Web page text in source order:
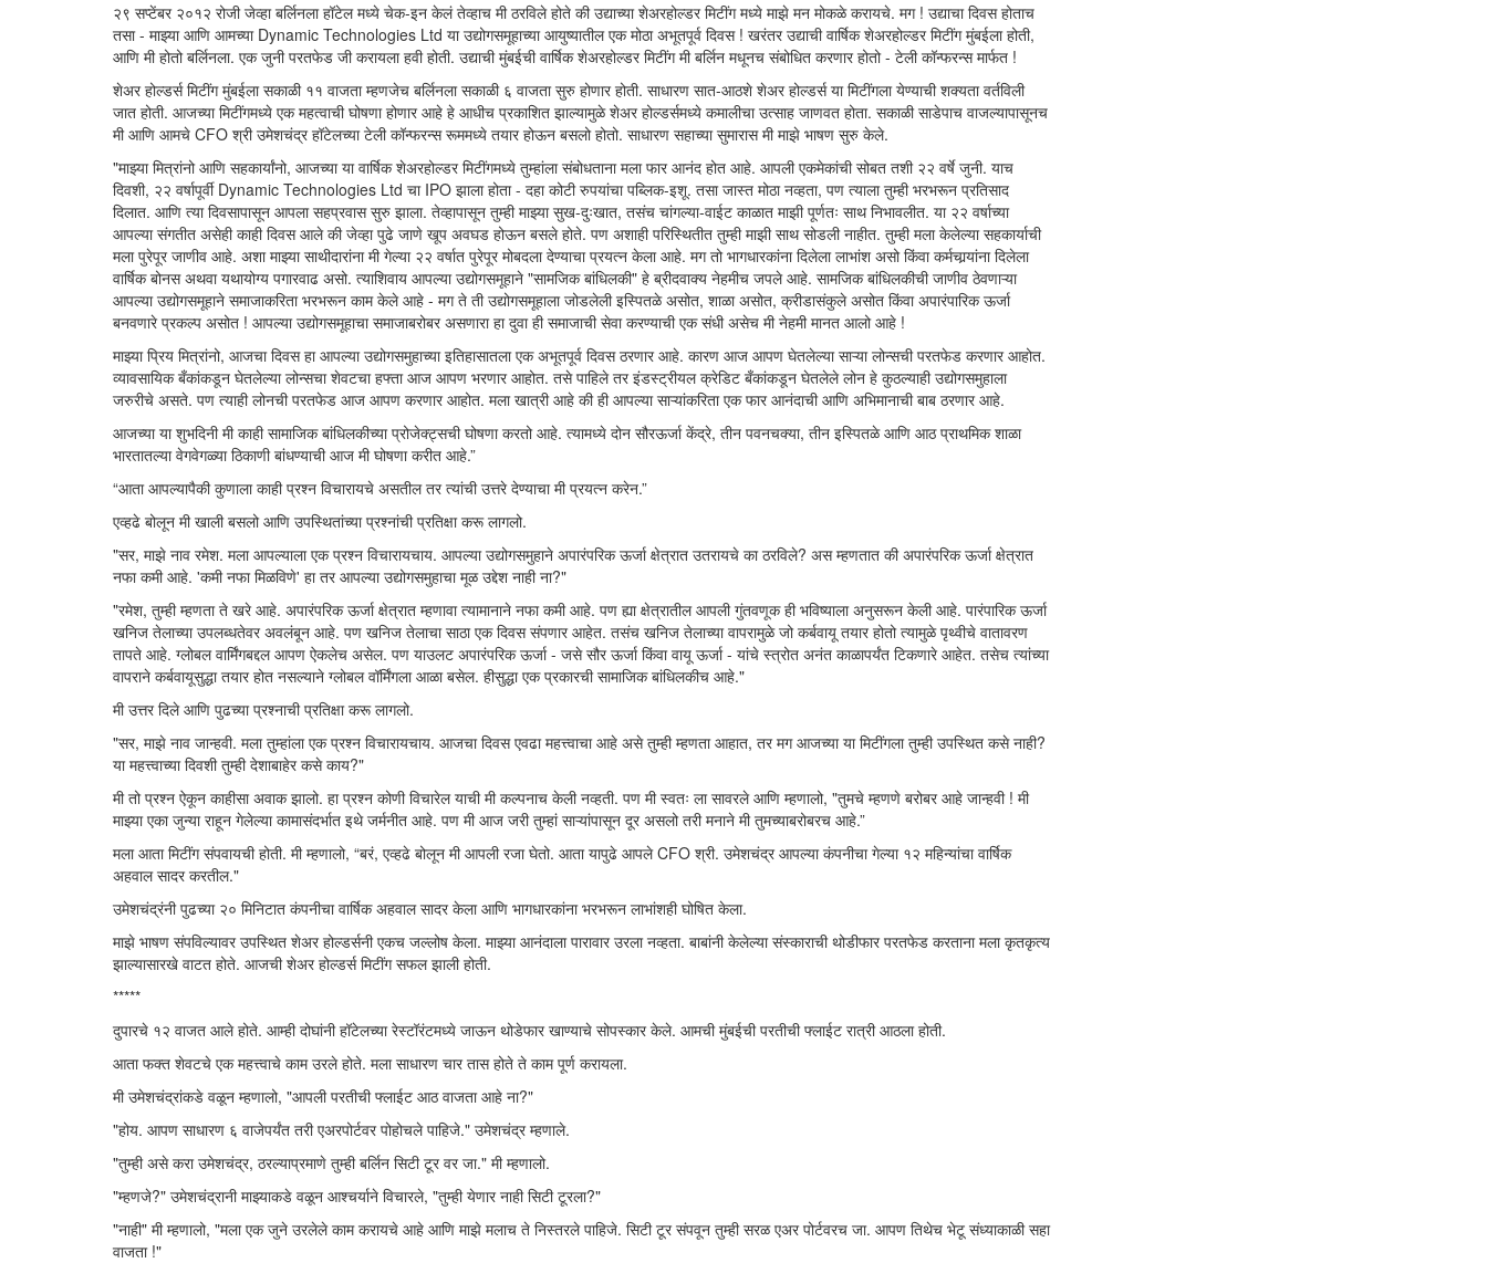
२९ सप्टेंबर २०१२ रोजी जेव्हा बर्लिनला हॉटेल मध्ये चेक-इन केलं तेव्हाच मी ठरविले होते की उद्याच्या शेअरहोल्डर मिटींग मध्ये माझे मन मोकळे करायचे. मग ! उद्याचा दिवस होताच
तसा - माझ्या आणि आमच्या Dynamic Technologies Ltd या उद्योगसमूहाच्या आयुष्यातील एक मोठा अभूतपूर्व दिवस ! खरंतर उद्याची वार्षिक शेअरहोल्डर मिटींग मुंबईला होती,
आणि मी होतो बर्लिनला. एक जुनी परतफेड जी करायला हवी होती. उद्याची मुंबईची वार्षिक शेअरहोल्डर मिटींग मी बर्लिन मधूनच संबोधित करणार होतो - टेली कॉन्फरन्स मार्फत !
शेअर होल्डर्स मिटींग मुंबईला सकाळी ११ वाजता म्हणजेच बर्लिनला सकाळी ६ वाजता सुरु होणार होती. साधारण सात-आठशे शेअर होल्डर्स या मिटींगला येण्याची शक्यता वर्तविली
जात होती. आजच्या मिटींगमध्ये एक महत्वाची घोषणा होणार आहे हे आधीच प्रकाशित झाल्यामुळे शेअर होल्डर्समध्ये कमालीचा उत्साह जाणवत होता. सकाळी साडेपाच वाजल्यापासूनच
मी आणि आमचे CFO श्री उमेशचंद्र हॉटेलच्या टेली कॉन्फरन्स रूममध्ये तयार होऊन बसलो होतो. साधारण सहाच्या सुमारास मी माझे भाषण सुरु केले.
"माझ्या मित्रांनो आणि सहकार्यांनो, आजच्या या वार्षिक शेअरहोल्डर मिटींगमध्ये तुम्हांला संबोधताना मला फार आनंद होत आहे. आपली एकमेकांची सोबत तशी २२ वर्षे जुनी. याच
दिवशी, २२ वर्षापूर्वी Dynamic Technologies Ltd चा IPO झाला होता - दहा कोटी रुपयांचा पब्लिक-इशू. तसा जास्त मोठा नव्हता, पण त्याला तुम्ही भरभरून प्रतिसाद
दिलात. आणि त्या दिवसापासून आपला सहप्रवास सुरु झाला. तेव्हापासून तुम्ही माझ्या सुख-दुःखात, तसंच चांगल्या-वाईट काळात माझी पूर्णतः साथ निभावलीत. या २२ वर्षाच्या
आपल्या संगतीत असेही काही दिवस आले की जेव्हा पुढे जाणे खूप अवघड होऊन बसले होते. पण अशाही परिस्थितीत तुम्ही माझी साथ सोडली नाहीत. तुम्ही मला केलेल्या सहकार्याची
मला पुरेपूर जाणीव आहे. अशा माझ्या साथीदारांना मी गेल्या २२ वर्षात पुरेपूर मोबदला देण्याचा प्रयत्न केला आहे. मग तो भागधारकांना दिलेला लाभांश असो किंवा कर्मचार्‍यांना दिलेला
वार्षिक बोनस अथवा यथायोग्य पगारवाढ असो. त्याशिवाय आपल्या उद्योगसमूहाने "सामजिक बांधिलकी" हे ब्रीदवाक्य नेहमीच जपले आहे. सामजिक बांधिलकीची जाणीव ठेवणाऱ्या
आपल्या उद्योगसमूहाने समाजाकरिता भरभरून काम केले आहे - मग ते ती उद्योगसमूहाला जोडलेली इस्पितळे असोत, शाळा असोत, क्रीडासंकुले असोत किंवा अपारंपारिक ऊर्जा
बनवणारे प्रकल्प असोत ! आपल्या उद्योगसमूहाचा समाजाबरोबर असणारा हा दुवा ही समाजाची सेवा करण्याची एक संधी असेच मी नेहमी मानत आलो आहे !
माझ्या प्रिय मित्रांनो, आजचा दिवस हा आपल्या उद्योगसमुहाच्या इतिहासातला एक अभूतपूर्व दिवस ठरणार आहे. कारण आज आपण घेतलेल्या साऱ्या लोन्सची परतफेड करणार आहोत.
व्यावसायिक बँकांकडून घेतलेल्या लोन्सचा शेवटचा हफ्ता आज आपण भरणार आहोत. तसे पाहिले तर इंडस्ट्रीयल क्रेडिट बँकांकडून घेतलेले लोन हे कुठल्याही उद्योगसमुहाला
जरुरीचे असते. पण त्याही लोनची परतफेड आज आपण करणार आहोत. मला खात्री आहे की ही आपल्या साऱ्यांकरिता एक फार आनंदाची आणि अभिमानाची बाब ठरणार आहे.
आजच्या या शुभदिनी मी काही सामाजिक बांधिलकीच्या प्रोजेक्ट्सची घोषणा करतो आहे. त्यामध्ये दोन सौरऊर्जा केंद्रे, तीन पवनचक्या, तीन इस्पितळे आणि आठ प्राथमिक शाळा
भारतातल्या वेगवेगळ्या ठिकाणी बांधण्याची आज मी घोषणा करीत आहे.”
“आता आपल्यापैकी कुणाला काही प्रश्न विचारायचे असतील तर त्यांची उत्तरे देण्याचा मी प्रयत्न करेन.”
एव्हढे बोलून मी खाली बसलो आणि उपस्थितांच्या प्रश्नांची प्रतिक्षा करू लागलो.
"सर, माझे नाव रमेश. मला आपल्याला एक प्रश्न विचारायचाय. आपल्या उद्योगसमुहाने अपारंपरिक ऊर्जा क्षेत्रात उतरायचे का ठरविले? अस म्हणतात की अपारंपरिक ऊर्जा क्षेत्रात
नफा कमी आहे. 'कमी नफा मिळविणे' हा तर आपल्या उद्योगसमुहाचा मूळ उद्देश नाही ना?"
"रमेश, तुम्ही म्हणता ते खरे आहे. अपारंपरिक ऊर्जा क्षेत्रात म्हणावा त्यामानाने नफा कमी आहे. पण ह्या क्षेत्रातील आपली गुंतवणूक ही भविष्याला अनुसरून केली आहे. पारंपारिक ऊर्जा
खनिज तेलाच्या उपलब्धतेवर अवलंबून आहे. पण खनिज तेलाचा साठा एक दिवस संपणार आहेत. तसंच खनिज तेलाच्या वापरामुळे जो कर्बवायू तयार होतो त्यामुळे पृथ्वीचे वातावरण
तापते आहे. ग्लोबल वार्मिंगबद्दल आपण ऐकलेच असेल. पण याउलट अपारंपरिक ऊर्जा - जसे सौर ऊर्जा किंवा वायू ऊर्जा - यांचे स्त्रोत अनंत काळापर्यंत टिकणारे आहेत. तसेच त्यांच्या
वापराने कर्बवायूसुद्धा तयार होत नसल्याने ग्लोबल वॉर्मिंगला आळा बसेल. हीसुद्धा एक प्रकारची सामाजिक बांधिलकीच आहे."
मी उत्तर दिले आणि पुढच्या प्रश्नाची प्रतिक्षा करू लागलो.
"सर, माझे नाव जान्हवी. मला तुम्हांला एक प्रश्न विचारायचाय. आजचा दिवस एवढा महत्त्वाचा आहे असे तुम्ही म्हणता आहात, तर मग आजच्या या मिटींगला तुम्ही उपस्थित कसे नाही?
या महत्त्वाच्या दिवशी तुम्ही देशाबाहेर कसे काय?"
मी तो प्रश्न ऐकून काहीसा अवाक झालो. हा प्रश्न कोणी विचारेल याची मी कल्पनाच केली नव्हती. पण मी स्वतः ला सावरले आणि म्हणालो, "तुमचे म्हणणे बरोबर आहे जान्हवी ! मी
माझ्या एका जुन्या राहून गेलेल्या कामासंदर्भात इथे जर्मनीत आहे. पण मी आज जरी तुम्हां साऱ्यांपासून दूर असलो तरी मनाने मी तुमच्याबरोबरच आहे.”
मला आता मिटींग संपवायची होती. मी म्हणालो, “बरं, एव्हढे बोलून मी आपली रजा घेतो. आता यापुढे आपले CFO श्री. उमेशचंद्र आपल्या कंपनीचा गेल्या १२ महिन्यांचा वार्षिक
अहवाल सादर करतील."
उमेशचंद्रंनी पुढच्या २० मिनिटात कंपनीचा वार्षिक अहवाल सादर केला आणि भागधारकांना भरभरून लाभांशही घोषित केला.
माझे भाषण संपविल्यावर उपस्थित शेअर होल्डर्सनी एकच जल्लोष केला. माझ्या आनंदाला पारावार उरला नव्हता. बाबांनी केलेल्या संस्काराची थोडीफार परतफेड करताना मला कृतकृत्य
झाल्यासारखे वाटत होते. आजची शेअर होल्डर्स मिटींग सफल झाली होती.
*****
दुपारचे १२ वाजत आले होते. आम्ही दोघांनी हॉटेलच्या रेस्टॉरंटमध्ये जाऊन थोडेफार खाण्याचे सोपस्कार केले. आमची मुंबईची परतीची फ्लाईट रात्री आठला होती.
आता फक्त शेवटचे एक महत्त्वाचे काम उरले होते. मला साधारण चार तास होते ते काम पूर्ण करायला.
मी उमेशचंद्रांकडे वळून म्हणालो, "आपली परतीची फ्लाईट आठ वाजता आहे ना?"
"होय. आपण साधारण ६ वाजेपर्यंत तरी एअरपोर्टवर पोहोचले पाहिजे." उमेशचंद्र म्हणाले.
"तुम्ही असे करा उमेशचंद्र, ठरल्याप्रमाणे तुम्ही बर्लिन सिटी टूर वर जा." मी म्हणालो.
"म्हणजे?" उमेशचंद्रानी माझ्याकडे वळून आश्चर्याने विचारले, "तुम्ही येणार नाही सिटी टूरला?"
"नाही" मी म्हणालो, "मला एक जुने उरलेले काम करायचे आहे आणि माझे मलाच ते निस्तरले पाहिजे. सिटी टूर संपवून तुम्ही सरळ एअर पोर्टवरच जा. आपण तिथेच भेटू संध्याकाळी सहा
वाजता !"